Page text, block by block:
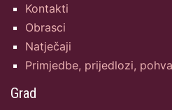
Kontakti
Obrasci
Natječaji
Primjedbe, prijedlozi,
Grad